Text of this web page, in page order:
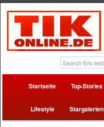
Startseite Top-Stories
Lifestyle Stargalerien